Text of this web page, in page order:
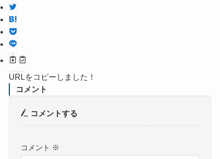
URLをコピーしました！
コメント
コメントする
コメント ※